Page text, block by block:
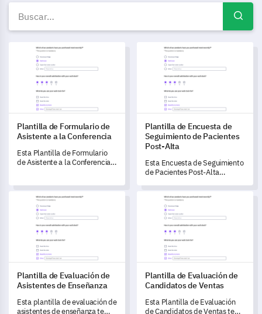
Plantillas de encuestas
Plantilla de Formulario de Asistente a la Conferencia
Plantilla de Formulario de
Asistente a la Conferencia
Esta Plantilla de Formulario
de Asistente a la Conferencia
asistentes al evento, lo que te
permite refinar y mejorar
continuamente la experiencia
de la conferencia.
Plantilla de Encuesta de
Plantilla de Encuesta de
Seguimiento de Pacientes
Post-Alta
Esta Encuesta de Seguimiento
de Pacientes Post-Alta
alta hospitalaria,
proporcionando información
crítica para mejorar la
atención al paciente.
Plantilla de Evaluación de Asistentes de Enseñanza
Plantilla de Evaluación de
Asistentes de Enseñanza
Esta plantilla de evaluación de
asistentes de enseñanza te
Plantilla de Evaluación de
Plantilla de Evaluación de
Candidatos de Ventas
Esta Plantilla de Evaluación
de Candidatos de Ventas te